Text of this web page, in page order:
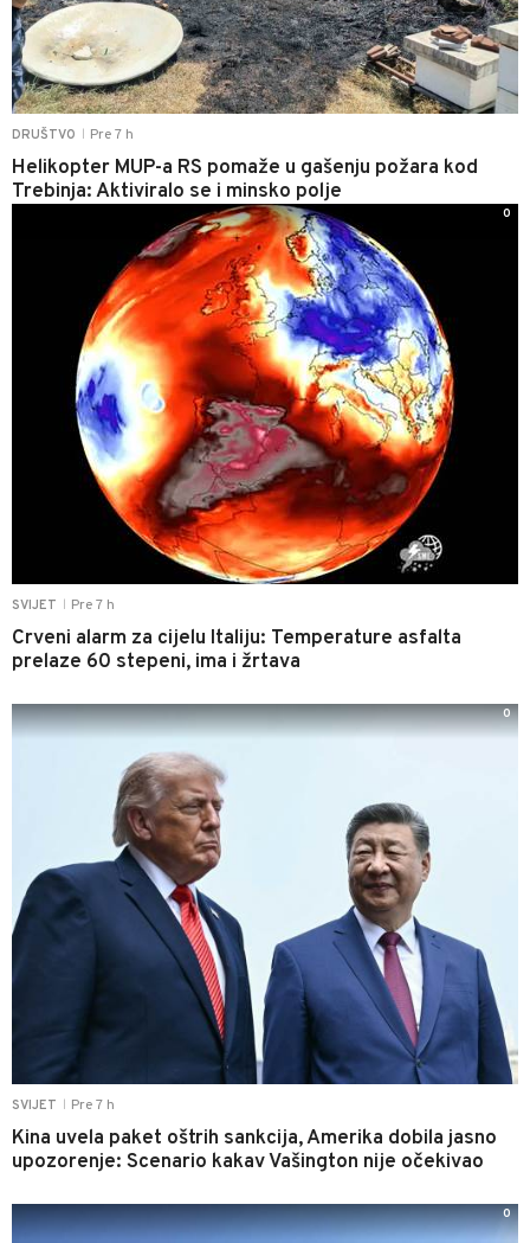
DRUŠTVO Pre 7 h
Helikopter MUP-a RS pomaže u gašenju požara kod
Trebinja: Aktiviralo se i minsko polje
SVIJET Pre 7 h
Crveni alarm za cijelu Italiju: Temperature asfalta
prelaze 60 stepeni, ima i žrtava
0
SVIJET Pre 7 h
Kina uvela paket oštrih sankcija, Amerika dobila jasno
upozorenje: Scenario kakav Vašington nije očekivao
0
0